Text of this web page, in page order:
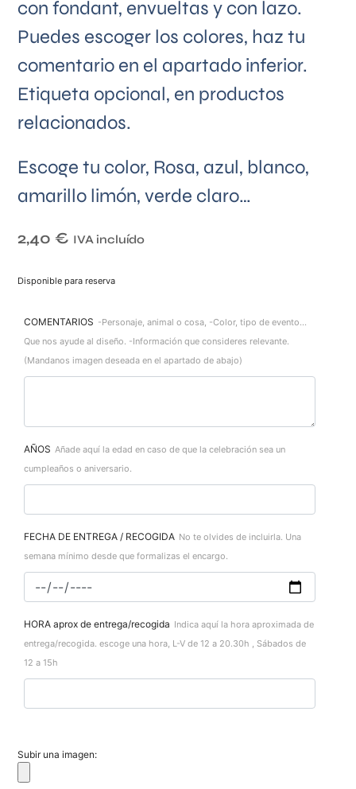
con fondant, envueltas y con lazo.
Puedes escoger los colores, haz tu
comentario en el apartado inferior.
Etiqueta opcional, en productos
relacionados.
Escoge tu color, Rosa, azul, blanco,
amarillo limón, verde claro…
2,40 € IVA incluído
Disponible para reserva
COMENTARIOS -Personaje, animal o cosa, -Color, tipo de evento...
Que nos ayude al diseño. -Información que consideres relevante.
(Mandanos imagen deseada en el apartado de abajo)
AÑOS Añade aquí la edad en caso de que la celebración sea un
cumpleaños o aniversario.
FECHA DE ENTREGA / RECOGIDA No te olvides de incluirla. Una
semana mínimo desde que formalizas el encargo.
HORA aprox de entrega/recogida Indica aquí la hora aproximada de
entrega/recogida. escoge una hora, L-V de 12 a 20.30h , Sábados de
12 a 15h
Subir una imagen: